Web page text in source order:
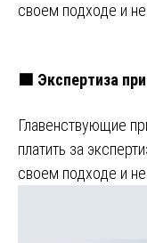
своем подходе и
🟩 Экспертиза
Главенствующие
платить за
своем подходе и не…